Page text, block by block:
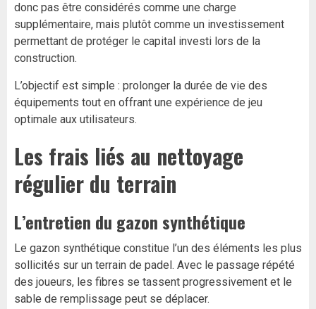
donc pas être considérés comme une charge
supplémentaire, mais plutôt comme un investissement
permettant de protéger le capital investi lors de la
construction.
L’objectif est simple : prolonger la durée de vie des
équipements tout en offrant une expérience de jeu
optimale aux utilisateurs.
Les frais liés au nettoyage
régulier du terrain
L’entretien du gazon synthétique
Le gazon synthétique constitue l’un des éléments les plus
sollicités sur un terrain de padel. Avec le passage répété
des joueurs, les fibres se tassent progressivement et le
sable de remplissage peut se déplacer.